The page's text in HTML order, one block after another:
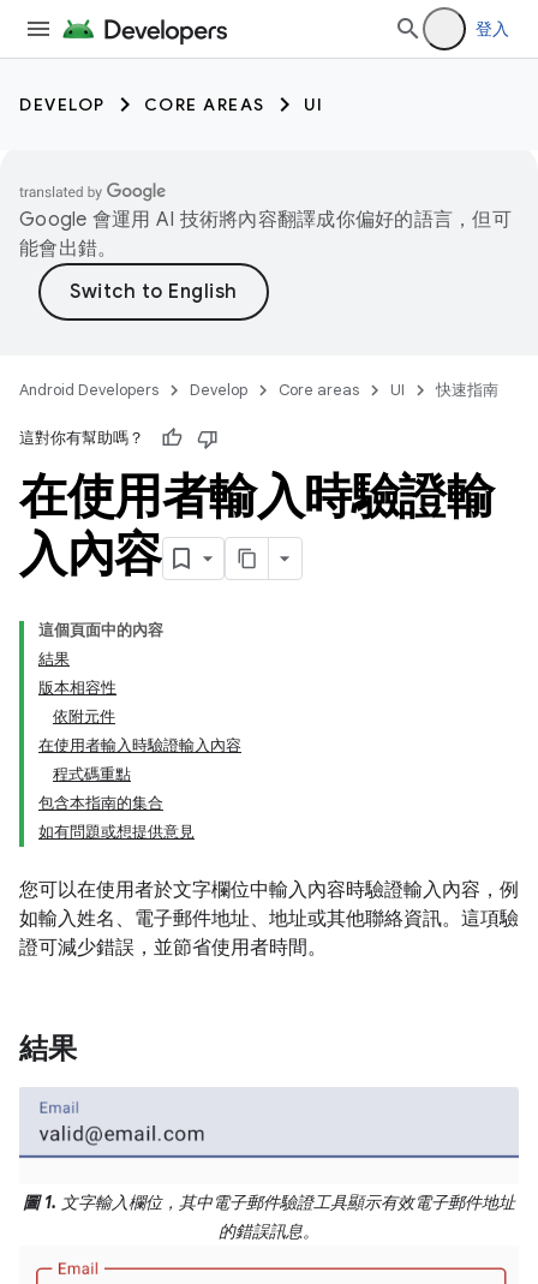
登入
DEVELOP CORE AREAS UI
Google 會運用 AI 技術將內容翻譯成你偏好的語言，但可
能會出錯。
Android Developers Develop Core areas UI 快速指南
這對你有幫助嗎？
在使用者輸入時驗證輸
入內容
這個頁面中的內容
結果
版本相容性
依附元件
在使用者輸入時驗證輸入內容
程式碼重點
包含本指南的集合
如有問題或想提供意見
您可以在使用者於文字欄位中輸入內容時驗證輸入內容，例
如輸入姓名、電子郵件地址、地址或其他聯絡資訊。這項驗
證可減少錯誤，並節省使用者時間。
結果
圖 1. 文字輸入欄位，其中電子郵件驗證工具顯示有效電子郵件地址
的錯誤訊息。